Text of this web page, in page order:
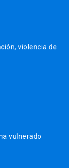
violencia de
vulnerado